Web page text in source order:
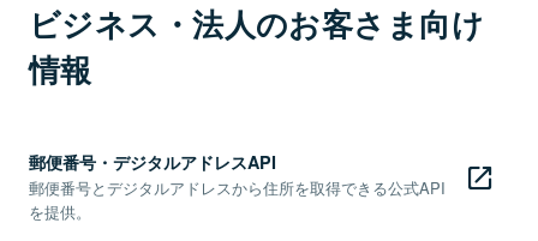
ビジネス・法人のお客さま向け
情報
郵便番号・デジタルアドレスAPI
郵便番号とデジタルアドレスから住所を取得できる公式API
を提供。